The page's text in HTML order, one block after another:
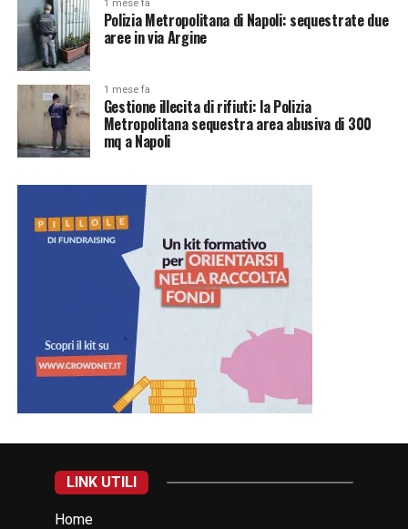
1 mese fa
Polizia Metropolitana di Napoli: sequestrate due
aree in via Argine
1 mese fa
Gestione illecita di rifiuti: la Polizia
Metropolitana sequestra area abusiva di 300
mq a Napoli
LINK UTILI
Home